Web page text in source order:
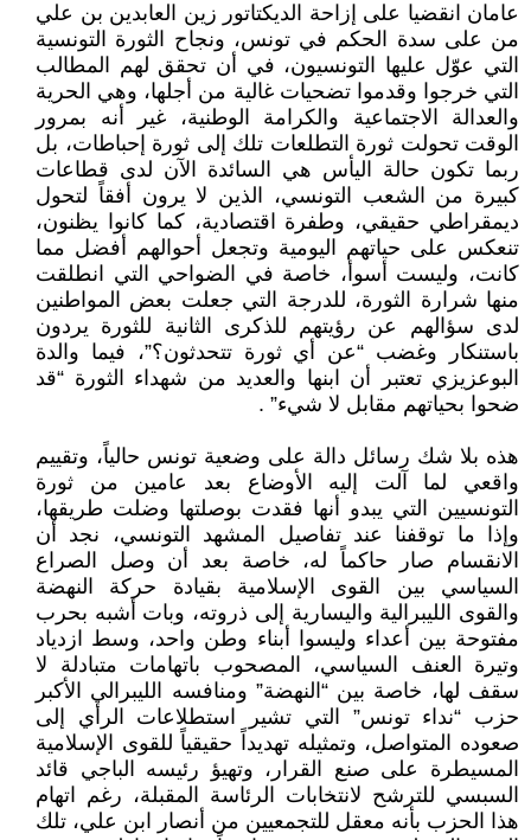
عامان انقضيا على إزاحة الديكتاتور زين العابدين بن علي
من على سدة الحكم في تونس، ونجاح الثورة التونسية
التي عوّل عليها التونسيون، في أن تحقق لهم المطالب
التي خرجوا وقدموا تضحيات غالية من أجلها، وهي الحرية
والعدالة الاجتماعية والكرامة الوطنية، غير أنه بمرور
الوقت تحولت ثورة التطلعات تلك إلى ثورة إحباطات، بل
ربما تكون حالة اليأس هي السائدة الآن لدى قطاعات
كبيرة من الشعب التونسي، الذين لا يرون أفقاً لتحول
ديمقراطي حقيقي، وطفرة اقتصادية، كما كانوا يظنون،
تنعكس على حياتهم اليومية وتجعل أحوالهم أفضل مما
كانت، وليست أسوأ، خاصة في الضواحي التي انطلقت
منها شرارة الثورة، للدرجة التي جعلت بعض المواطنين
لدى سؤالهم عن رؤيتهم للذكرى الثانية للثورة يردون
باستنكار وغضب “عن أي ثورة تتحدثون؟”، فيما والدة
البوعزيزي تعتبر أن ابنها والعديد من شهداء الثورة “قد
ضحوا بحياتهم مقابل لا شيء” .
هذه بلا شك رسائل دالة على وضعية تونس حالياً، وتقييم
واقعي لما آلت إليه الأوضاع بعد عامين من ثورة
التونسيين التي يبدو أنها فقدت بوصلتها وضلت طريقها،
وإذا ما توقفنا عند تفاصيل المشهد التونسي، نجد أن
الانقسام صار حاكماً له، خاصة بعد أن وصل الصراع
السياسي بين القوى الإسلامية بقيادة حركة النهضة
والقوى الليبرالية واليسارية إلى ذروته، وبات أشبه بحرب
مفتوحة بين أعداء وليسوا أبناء وطن واحد، وسط ازدياد
وتيرة العنف السياسي، المصحوب باتهامات متبادلة لا
سقف لها، خاصة بين “النهضة” ومنافسه الليبرالي الأكبر
حزب “نداء تونس” التي تشير استطلاعات الرأي إلى
صعوده المتواصل، وتمثيله تهديداً حقيقياً للقوى الإسلامية
المسيطرة على صنع القرار، وتهيؤ رئيسه الباجي قائد
السبسي للترشح لانتخابات الرئاسة المقبلة، رغم اتهام
هذا الحزب بأنه معقل للتجمعيين من أنصار ابن علي، تلك